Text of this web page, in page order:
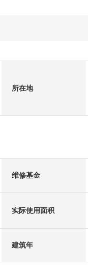
所在地
维修基金
实际使用面积
建筑年